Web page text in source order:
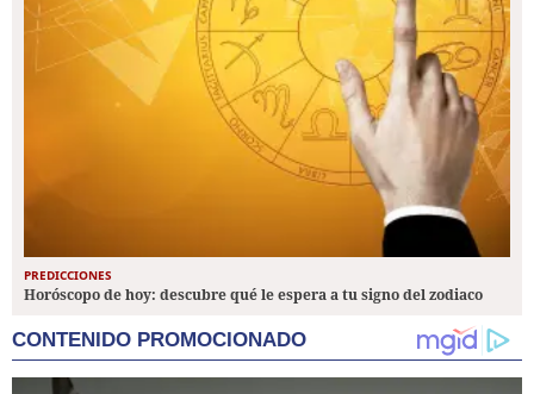
PREDICCIONES
Horóscopo de hoy: descubre qué le espera a tu signo del zodiaco
CONTENIDO PROMOCIONADO